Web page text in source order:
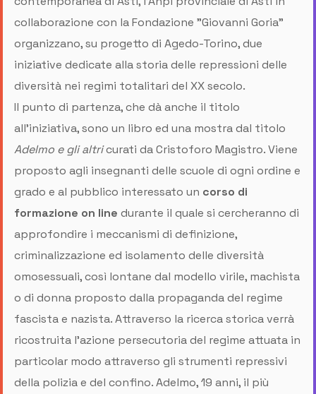
collaborazione con la Fondazione "Giovanni Goria"
organizzano, su progetto di Agedo-Torino, due
iniziative dedicate alla storia delle repressioni delle
diversità nei regimi totalitari del XX secolo.
Il punto di partenza, che dà anche il titolo
all'iniziativa, sono un libro ed una mostra dal titolo
Adelmo e gli altricurati da Cristoforo Magistro. Viene
proposto agli insegnanti delle scuole di ogni ordine e
grado e al pubblico interessato un corso di
formazione on line durante il quale si cercheranno di
approfondire i meccanismi di definizione,
criminalizzazione ed isolamento delle diversità
omosessuali, così lontane dal modello virile, machista
o di donna proposto dalla propaganda del regime
fascista e nazista. Attraverso la ricerca storica verrà
ricostruita l'azione persecutoria del regime attuata in
particolar modo attraverso gli strumenti repressivi
della polizia e del confino. Adelmo, 19 anni, il più